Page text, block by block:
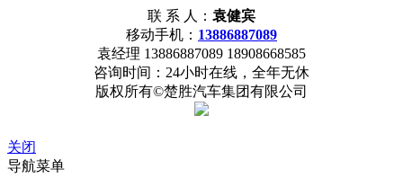
13886887089
公司概况
联 系 人： 袁健宾
移动手机： 13886887089
袁经理 13886887089 18908668585
咨询时间：24小时在线，全年无休
版权所有©楚胜汽车集团有限公司
关闭
导航菜单